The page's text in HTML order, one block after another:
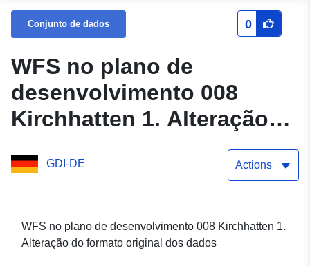
Conjunto de dados 0
WFS no plano de
desenvolvimento 008
Kirchhatten 1. Alteração
do município de Hatten
GDI-DE Actions
WFS no plano de desenvolvimento 008 Kirchhatten 1.
Alteração do formato original dos dados